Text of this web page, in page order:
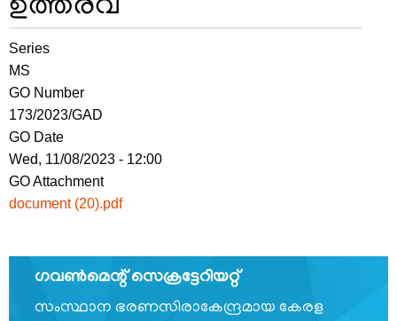
FOOTER
ബാധ്യതാനിരാകരണം
സ്വകാര്യതാനയം
വ്യവസ്ഥകളും
നിബന്ധനകളും
ഞങ്ങളേക്കുറിച്ച്
ഉത്തരവ്
Series
MS
GO Number
173/2023/GAD
GO Date
Wed, 11/08/2023 - 12:00
GO Attachment
document (20).pdf
ഗവണ്‍മെന്റ് സെക്രട്ടേറിയറ്റ്
സംസ്ഥാന ഭരണസിരാകേന്ദ്രമായ കേരള